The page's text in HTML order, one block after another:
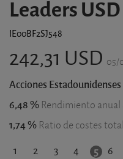
Leaders
IE00BF2SJ548
242,31 USD 05/
Acciones Estadounidenses
6,48 % Rendimiento anual
1,74 % Ratio de costes
1 2 3 4 5 6